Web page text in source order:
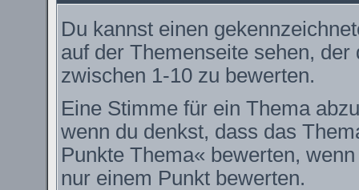
Du kannst einen
auf der Themenseite sehen,
zwischen 1-10 zu bewerten.
Eine Stimme für ein Thema
wenn du denkst, dass das
Punkte Thema« bewerten,
nur einem Punkt bewerten.